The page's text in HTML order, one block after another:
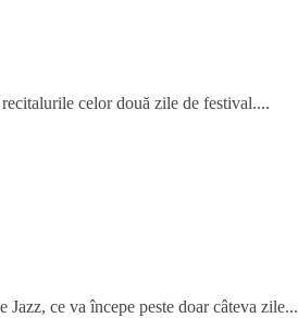
celor două zile de festival....
ce va începe peste doar câteva zile...